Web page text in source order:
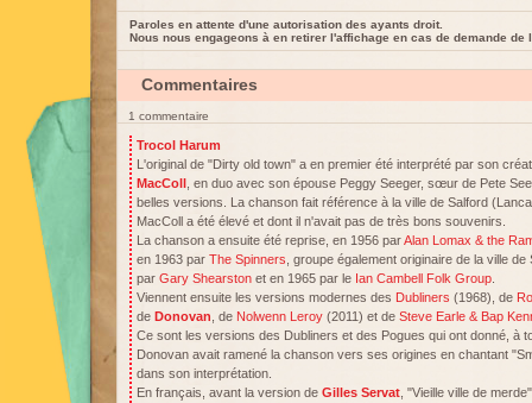
Paroles en attente d'une autorisation des ayants droit.
Nous nous engageons à en retirer l'affichage en cas de demande de
Commentaires
1 commentaire
Trocol Harum
L'original de "Dirty old town" a en premier été interprété par son
MacColl , en duo avec son épouse Peggy Seeger, sœur de Pete
belles versions. La chanson fait référence à la ville de Salford
MacColl a été élevé et dont il n'avait pas de très bons souvenirs.
La chanson a ensuite été reprise, en 1956 parAlan Lomax & the
en 1963 par The Spinners , groupe également originaire de la ville
par Gary Shearston et en 1965 par le Ian Cambell Folk Group
Viennent ensuite les versions modernes des Dubliners (1968), de
de Donovan , de Nolwenn Leroy (2011) et de Steve Earle & Bap
Ce sont les versions des Dubliners et des Pogues qui ont donné, à
Donovan avait ramené la chanson vers ses origines en chantant
dans son interprétation.
En français, avant la version de Gilles Servat , "Vieille ville de